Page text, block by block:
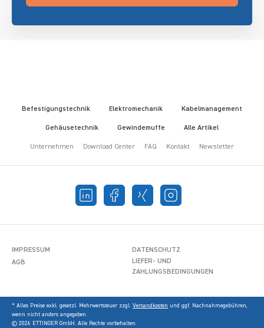
Befestigungstechnik Elektromechanik Kabelmanagement
Gehäusetechnik Gewindemuffe Alle Artikel
Unternehmen Download Center FAQ Kontakt Newsletter
IMPRESSUM
DATENSCHUTZ
AGB
LIEFER- UND
ZAHLUNGSBEDINGUNGEN
* Alles Preise exkl. gesetzl. Mehrwertsteuer zzgl. Versandkosten und ggf. Nachnahmegebühren,
wenn nicht anders angegeben.
© 2026 ETTINGER GmbH. Alle Rechte vorbehalten.